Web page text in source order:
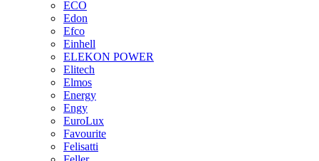
ECO
Edon
Efco
Einhell
ELEKON POWER
Elitech
Elmos
Energy
Engy
EuroLux
Favourite
Felisatti